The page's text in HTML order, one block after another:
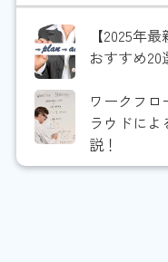
【2025年
おすすめ20
ワークフ
ラウドに
説！